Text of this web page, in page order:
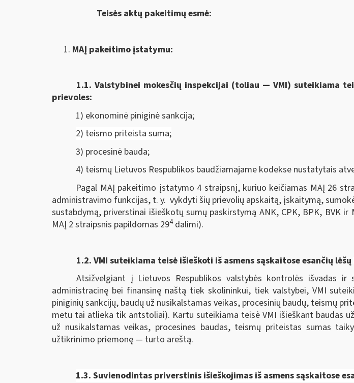
Teisės aktų pakeitimų esmė:
MAĮ pakeitimo įstatymu:
1.1. Valstybinei mokesčių inspekcijai (toliau — VMI) suteikiama
prievoles:
1) ekonominė piniginė sankcija;
2) teismo priteista suma;
3) procesinė bauda;
4) teismų Lietuvos Respublikos baudžiamajame kodekse nustatytais
Pagal MAĮ pakeitimo įstatymo 4 straipsnį, kuriuo keičiamas MAĮ 26
administravimo funkcijas, t. y. vykdyti šių prievolių apskaitą, įskaitymą,
sustabdymą, priverstinai išieškotų sumų paskirstymą ANK, CPK, BPK,
MAĮ 2 straipsnis papildomas 294dalimi).
1.2. VMI suteikiama teisė išieškoti iš asmens sąskaitose esančių
Atsižvelgiant į Lietuvos Respublikos valstybės kontrolės išvadas
administracinę bei finansinę naštą tiek skolininkui, tiek valstybei, VMI
piniginių sankcijų, baudų už nusikalstamas veikas, procesinių baudų, teismų
metu tai atlieka tik antstoliai). Kartu suteikiama teisė VMI išieškant baudas
už nusikalstamas veikas, procesines baudas, teismų priteistas sumas
užtikrinimo priemonę — turto areštą.
1.3. Suvienodintas priverstinis išieškojimas iš asmens sąskaitose